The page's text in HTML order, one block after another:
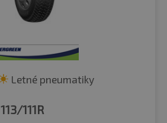
Letné pneumatiky
113/111R